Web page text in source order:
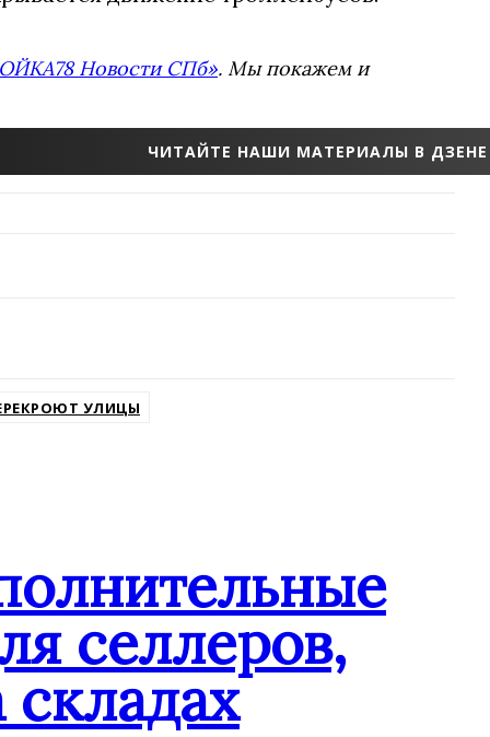
Новости СПб». Мы покажем и
ЧИТАЙТЕ НАШИ МАТЕРИАЛЫ В ДЗЕНЕ
УЛИЦЫ
селлеров,